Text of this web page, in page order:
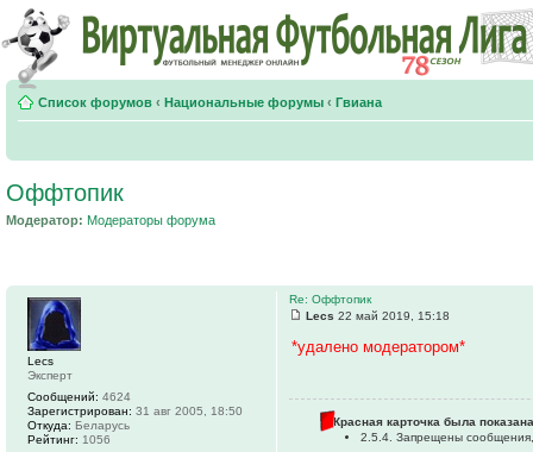
Список форумов ‹ Национальные форумы ‹ Гвиана
Оффтопик
Модератор: Модераторы форума
Re: Оффтопик
Lecs 22 май 2019, 15:18
*удалено модератором*
Красная карточка была
2.5.4. Запрещены
Lecs
Эксперт
Сообщений: 4624
Зарегистрирован: 31 авг 2005, 18:50
Откуда: Беларусь
Рейтинг: 1056